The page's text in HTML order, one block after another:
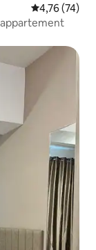
Gemiddelde
4,76 (74)